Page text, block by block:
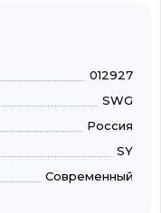
012927
SWG
Россия
SY
Современный